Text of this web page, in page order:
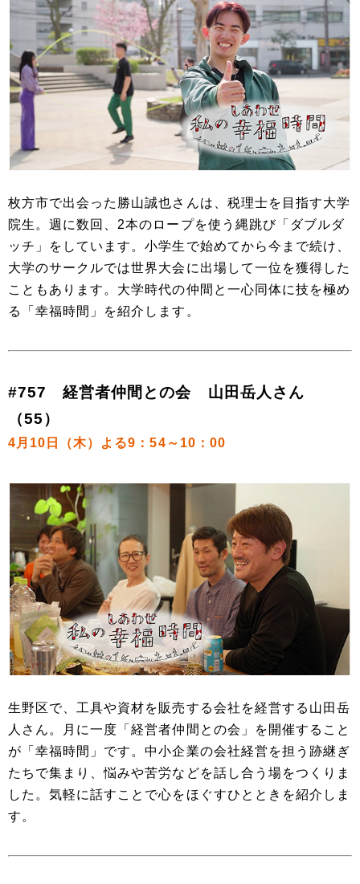
枚方市で出会った勝山誠也さんは、税理士を目指す大学
院生。週に数回、2本のロープを使う縄跳び「ダブルダ
ッチ」をしています。小学生で始めてから今まで続け、
大学のサークルでは世界大会に出場して一位を獲得した
こともあります。大学時代の仲間と一心同体に技を極め
る「幸福時間」を紹介します。
#757 経営者仲間との会 山田岳人さん
（55）
4月10日（木）よる9：54～10：00
生野区で、工具や資材を販売する会社を経営する山田岳
人さん。月に一度「経営者仲間との会」を開催すること
が「幸福時間」です。中小企業の会社経営を担う跡継ぎ
たちで集まり、悩みや苦労などを話し合う場をつくりま
した。気軽に話すことで心をほぐすひとときを紹介しま
す。